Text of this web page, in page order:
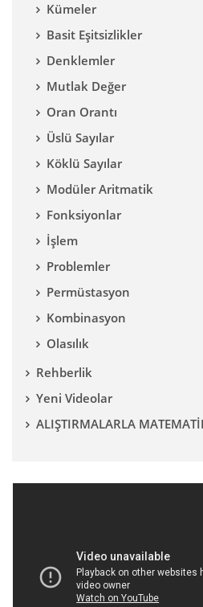
Kümeler
Basit Eşitsizlikler
Denklemler
Mutlak Değer
Oran Orantı
Üslü Sayılar
Köklü Sayılar
Modüler Aritmatik
Fonksiyonlar
İşlem
Problemler
Permüstasyon
Kombinasyon
Olasılık
Rehberlik
Yeni Videolar
ALIŞTIRMALARLA